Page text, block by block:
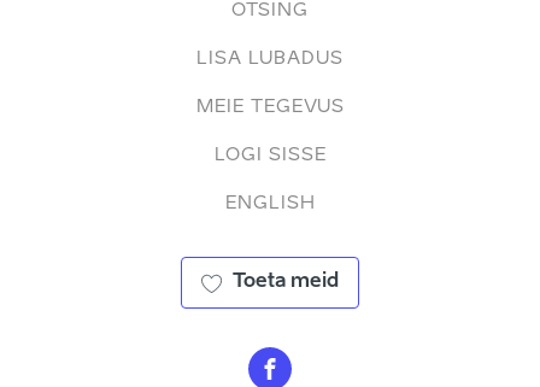
OTSING
LISA LUBADUS
MEIE TEGEVUS
LOGI SISSE
ENGLISH
Toeta meid